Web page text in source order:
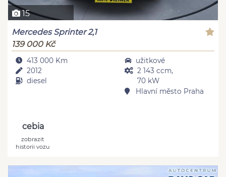
15
Mercedes Sprinter 2,1
139 000 Kč
413 000 Km
2012
diesel
užitkové
2 143 ccm,
70 kW
Hlavní město Praha
cebia
zobrazit
historii vozu